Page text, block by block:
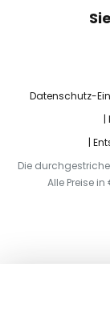
Datenschutz-
Die
Alle Preise